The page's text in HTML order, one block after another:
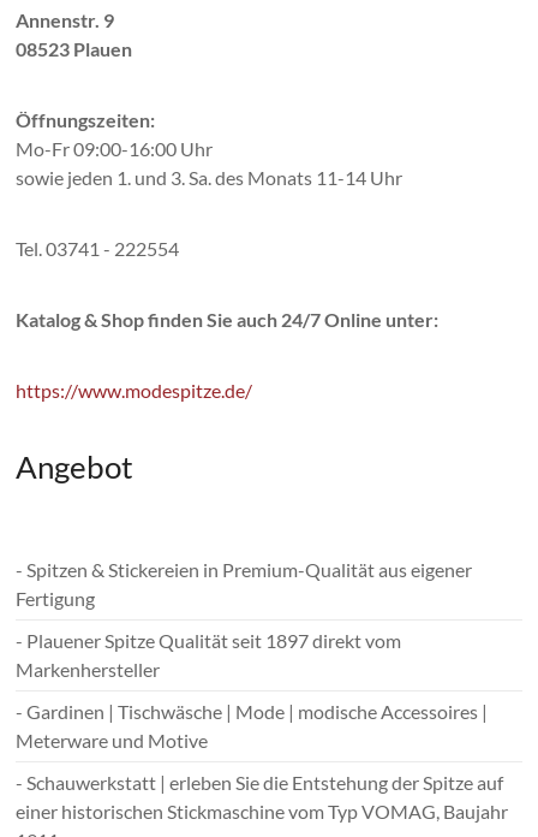
Annenstr. 9
08523 Plauen
Öffnungszeiten:
Mo-Fr 09:00-16:00 Uhr
sowie jeden 1. und 3. Sa. des Monats 11-14 Uhr
Tel. 03741 - 222554
Katalog & Shop finden Sie auch 24/7 Online unter:
https://www.modespitze.de/
Angebot
- Spitzen & Stickereien in Premium-Qualität aus eigener
Fertigung
- Plauener Spitze Qualität seit 1897 direkt vom
Markenhersteller
- Gardinen | Tischwäsche | Mode | modische Accessoires |
Meterware und Motive
- Schauwerkstatt | erleben Sie die Entstehung der Spitze auf
einer historischen Stickmaschine vom Typ VOMAG, Baujahr